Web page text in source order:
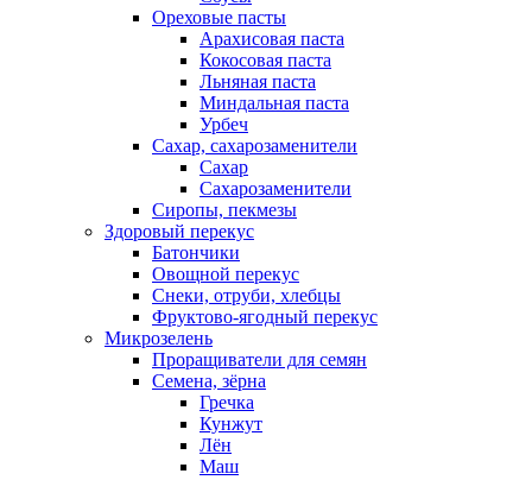
Ореховые пасты
Арахисовая паста
Кокосовая паста
Льняная паста
Миндальная паста
Урбеч
Сахар, сахарозаменители
Сахар
Сахарозаменители
Сиропы, пекмезы
Здоровый перекус
Батончики
Овощной перекус
Снеки, отруби, хлебцы
Фруктово-ягодный перекус
Микрозелень
Проращиватели для семян
Семена, зёрна
Гречка
Кунжут
Лён
Маш